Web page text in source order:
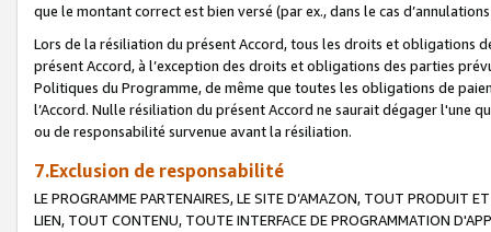
que le montant correct est bien versé (par ex., dans le cas
Lors de la résiliation du présent Accord, tous les droits et obligations
présent Accord, à l’exception des droits et obligations des parties
Politiques du Programme, de même que toutes les obligations de
l’Accord. Nulle résiliation du présent Accord ne saurait dégager l'une
ou de responsabilité survenue avant la résiliation.
7.Exclusion de responsabilité
LE PROGRAMME PARTENAIRES, LE SITE D’AMAZON, TOUT PRODUIT
LIEN, TOUT CONTENU, TOUTE INTERFACE DE PROGRAMMATION